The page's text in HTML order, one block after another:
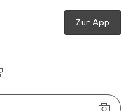
Zur App